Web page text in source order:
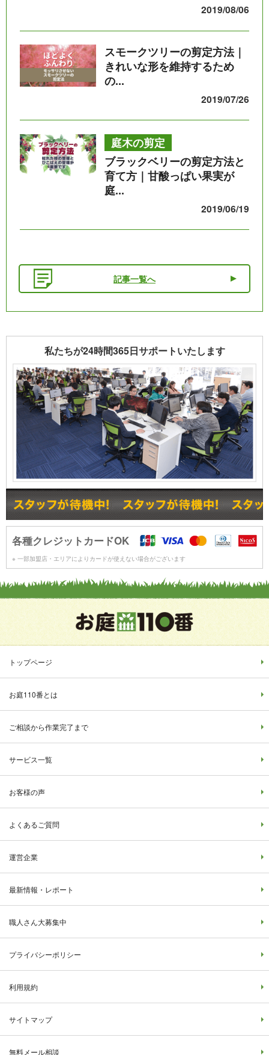
2019/08/06
スモークツリーの剪定方法｜
きれいな形を維持するため
の...
2019/07/26
庭木の剪定
ブラックベリーの剪定方法と
育て方｜甘酸っぱい果実が
庭...
2019/06/19
記事一覧へ
私たちが24時間365日サポートいたします
各種クレジットカードOK
※ 一部加盟店・エリアによりカードが使えない場合がございます
トップページ
お庭110番とは
ご相談から作業完了まで
サービス一覧
お客様の声
よくあるご質問
運営企業
最新情報・レポート
職人さん大募集中
プライバシーポリシー
利用規約
サイトマップ
無料メール相談